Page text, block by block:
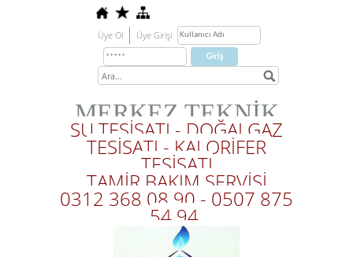
Üye Ol Üye Girişi
MERKEZ TEKNİK
SU TESİSATI - DOĞALGAZ
TESİSATI - KALORİFER
TESİSATI
TAMİR BAKIM SERVİSİ
0312 368 08 90 - 0507 875
54 94